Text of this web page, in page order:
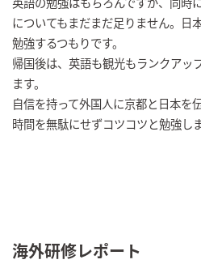
についてもまだまだ足りません。日
勉強するつもりです。
帰国後は、英語も観光もランクアッ
ます。
自信を持って外国人に京都と日本を
時間を無駄にせずコツコツと勉強しま
海外研修レポート